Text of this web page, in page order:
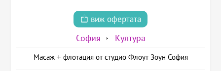
виж офертата
София Култура
Масаж + флотация от студио Флоут Зоун София